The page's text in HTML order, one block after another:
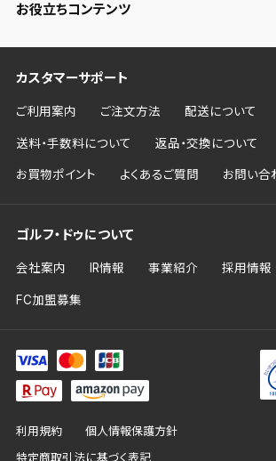
お役立ちコンテンツ
カスタマーサポート
ご利用案内 ご注文方法 配送について
送料・手数料について 返品・交換について
お買物ポイント よくあるご質問 お問い合
ゴルフ・ドゥについて
会社案内 IR情報 事業紹介 採用情報
FC加盟募集
利用規約 個人情報保護方針
特定商取引法に基づく表記